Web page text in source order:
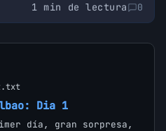
1 min de lectura 0
Dia 1
día, gran sorpresa,